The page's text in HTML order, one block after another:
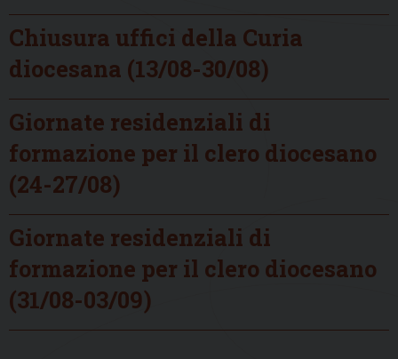
Chiusura uffici della Curia
diocesana (13/08-30/08)
Giornate residenziali di
formazione per il clero diocesano
(24-27/08)
Giornate residenziali di
formazione per il clero diocesano
(31/08-03/09)